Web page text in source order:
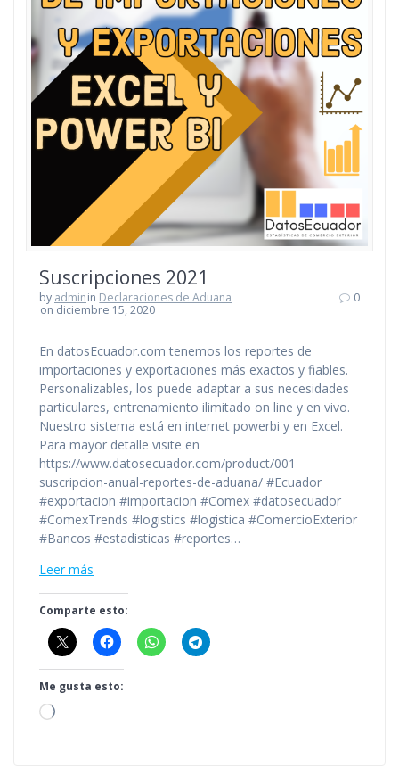
Suscripciones 2021
by adminin Declaraciones de Aduana
on diciembre 15, 2020
0
En datosEcuador.com tenemos los reportes de
importaciones y exportaciones más exactos y fiables.
Personalizables, los puede adaptar a sus necesidades
particulares, entrenamiento ilimitado on line y en vivo.
Nuestro sistema está en internet powerbi y en Excel.
Para mayor detalle visite en
https://www.datosecuador.com/product/001-
suscripcion-anual-reportes-de-aduana/ #Ecuador
#exportacion #importacion #Comex #datosecuador
#ComexTrends #logistics #logistica #ComercioExterior
#Bancos #estadisticas #reportes…
Leer más
Comparte esto:
Me gusta esto:
Cargando...